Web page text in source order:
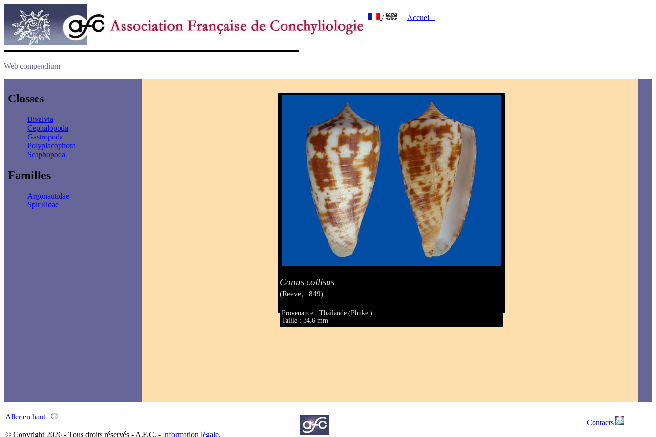
/ Accueil
Web compendium
Classes
Bivalvia
Cephalopoda
Gastropoda
Polyplacophora
Scaphopoda
Familles
Argonautidae
Spirulidae
Conus collisus
(Reeve, 1849)
Provenance : Thailande (Phuket)
Taille : 34.6 mm
Aller en haut
© Copyright 2026 - Tous droits réservés - A.F.C. - Information légale.
Contacts